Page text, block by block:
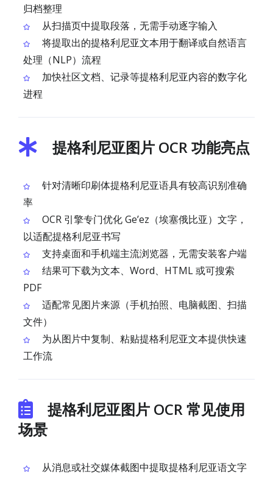
归档整理
从扫描页中提取段落，无需手动逐字输入
将提取出的提格利尼亚文本用于翻译或自然语言
处理（NLP）流程
加快社区文档、记录等提格利尼亚内容的数字化
进程
提格利尼亚图片 OCR 功能亮点
针对清晰印刷体提格利尼亚语具有较高识别准确
率
OCR 引擎专门优化 Geʼez（埃塞俄比亚）文字，
以适配提格利尼亚书写
支持桌面和手机端主流浏览器，无需安装客户端
结果可下载为文本、Word、HTML 或可搜索
PDF
适配常见图片来源（手机拍照、电脑截图、扫描
文件）
为从图片中复制、粘贴提格利尼亚文本提供快速
工作流
提格利尼亚图片 OCR 常见使用
场景
从消息或社交媒体截图中提取提格利尼亚语文字